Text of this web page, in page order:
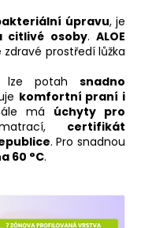
úpravu, je
citlivé osoby. ALOE
prostředí lůžka
lze potah snadno
komfortní praní i
má úchyty pro
certifikát
. Pro snadnou
60 °C.